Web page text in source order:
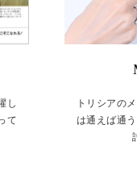
し
て
トリシアの
は通えば通